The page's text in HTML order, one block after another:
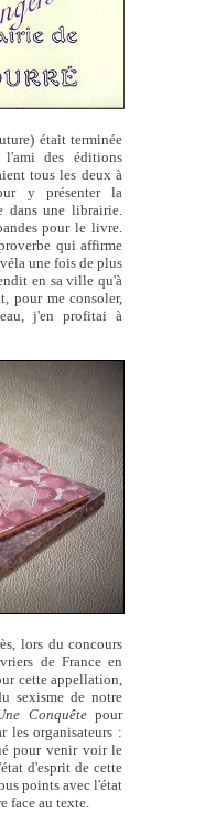
était terminée
l'ami des éditions
tous les deux à
y présenter la
dans une librairie.
pour le livre.
qui affirme
une fois de plus
en sa ville qu'à
pour me consoler,
j'en profitai à
lors du concours
de France en
cette appellation,
sexisme de notre
Conquêtepour
les organisateurs :
pour venir voir le
d'esprit de cette
points avec l'état
face au texte.